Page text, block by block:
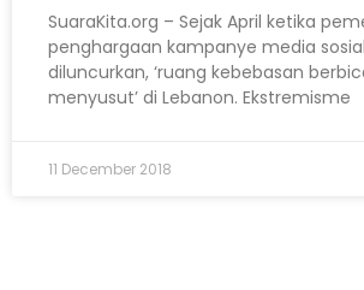
SuaraKita.org – Sejak April ketika
penghargaan kampanye media sosial
diluncurkan, ‘ruang kebebasan
menyusut’ di Lebanon. Ekstremisme
11 December 2018